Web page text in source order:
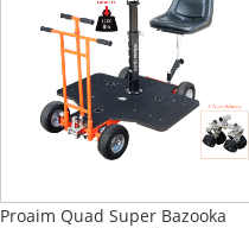
Proaim Quad Super Bazooka